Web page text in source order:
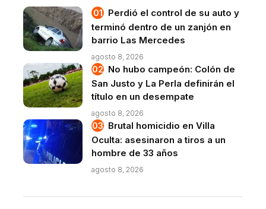
Perdió el control de su auto y
terminó dentro de un zanjón en
barrio Las Mercedes
agosto 8, 2026
No hubo campeón: Colón de
San Justo y La Perla definirán el
título en un desempate
agosto 8, 2026
Brutal homicidio en Villa
Oculta: asesinaron a tiros a un
hombre de 33 años
agosto 8, 2026